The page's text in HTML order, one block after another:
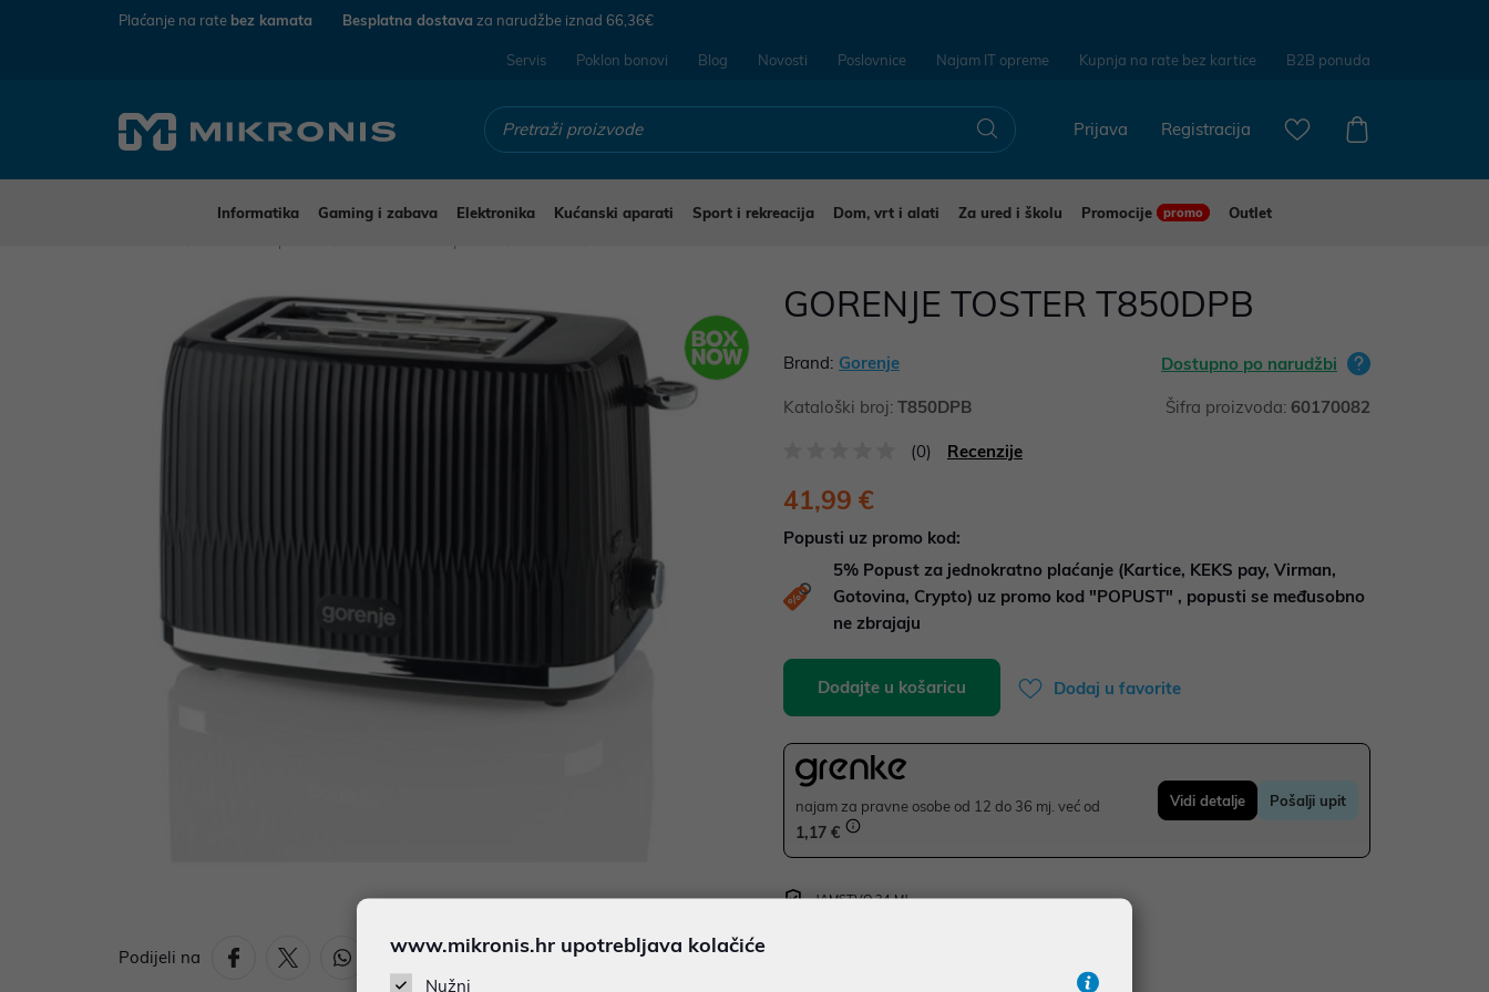
Plaćanje na rate bez kamata Besplatna dostava za narudžbe iznad 66,36€
Servis Poklon bonovi Blog Novosti Poslovnice Najam IT opreme Kupnja na rate bez kartice B2B ponuda
Registracija
Prijava
Informatika Gaming i zabava Elektronika Kućanski aparati Sport i rekreacija Dom, vrt i alati Za ured i školu Promocije promo
Outlet
Podijeli na Ispiši proizvod
GORENJE TOSTER T850DPB
Brand: Gorenje Dostupno po narudžbi
Kataloški broj: T850DPB Šifra proizvoda: 60170082
(0) Recenzije
41,99 €
Popusti uz promo kod:
5% Popust za jednokratno plaćanje (Kartice, KEKS pay, Virman,
Gotovina, Crypto) uz promo kod "POPUST" , popusti se međusobno
ne zbrajaju
Dodajte u košaricu Dodaj u favorite
najam za pravne osobe od 12 do 36 mj. već od
1,17 €
Vidi detalje Pošalji upit
JAMSTVO 24 MJ.
www.mikronis.hr upotrebljava kolačiće
Nužni